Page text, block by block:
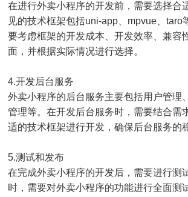
在进行外卖小程序的开发前，需要选择合
见的技术框架包括uni-app、mpvue、taro
要考虑框架的开发成本、开发效率、兼容
面，并根据实际情况进行选择。
4.开发后台服务
外卖小程序的后台服务主要包括用户管理
管理等。在开发后台服务时，需要结合需
适的技术框架进行开发，确保后台服务的
5.测试和发布
在完成外卖小程序的开发后，需要进行测
时，需要对外卖小程序的功能进行全面测